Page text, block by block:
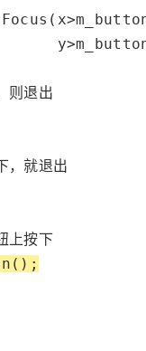
&&
退出
就退出
按下